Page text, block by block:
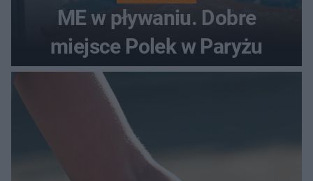
ME w pływaniu. Dobre
miejsce Polek w Paryżu